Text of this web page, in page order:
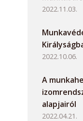
2022.11.03.
2022.10.06.
A
alapjairól
2022.04.21.